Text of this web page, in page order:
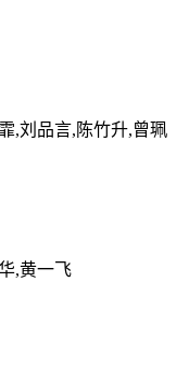
,刘品言,陈竹升,曾珮
,黄一飞